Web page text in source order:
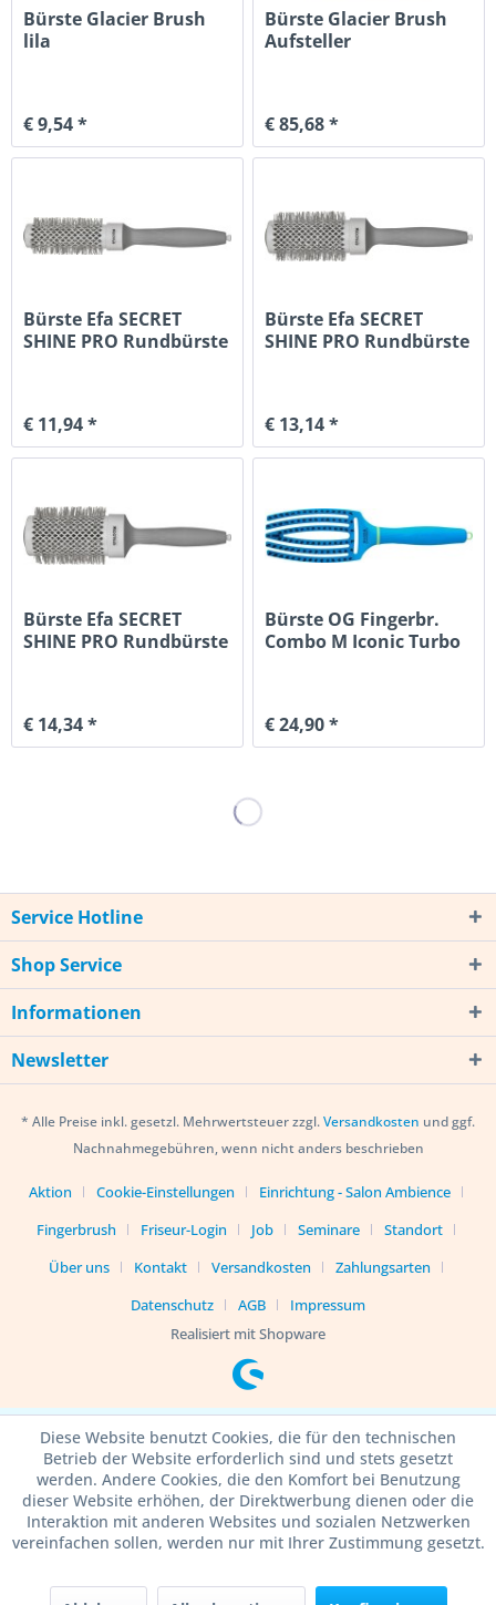
Bürste Glacier Brush
lila
€ 9,54 *
Bürste Glacier Brush
Aufsteller
€ 85,68 *
Bürste Efa SECRET
SHINE PRO Rundbürste
€ 11,94 *
Bürste Efa SECRET
SHINE PRO Rundbürste
€ 13,14 *
Bürste Efa SECRET
SHINE PRO Rundbürste
€ 14,34 *
Bürste OG Fingerbr.
Combo M Iconic Turbo
€ 24,90 *
Service Hotline
Shop Service
Informationen
Newsletter
* Alle Preise inkl. gesetzl. Mehrwertsteuer zzgl.Versandkosten und ggf.
Nachnahmegebühren, wenn nicht anders beschrieben
Aktion Cookie-Einstellungen
Einrichtung - Salon Ambience
Fingerbrush
Friseur-Login Job Seminare
Standort
Über uns
Kontakt Versandkosten
Zahlungsarten
Datenschutz
AGB
Impressum
Realisiert mit Shopware
Diese Website benutzt Cookies, die für den technischen
Betrieb der Website erforderlich sind und stets gesetzt
werden. Andere Cookies, die den Komfort bei Benutzung
dieser Website erhöhen, der Direktwerbung dienen oder die
Interaktion mit anderen Websites und sozialen Netzwerken
vereinfachen sollen, werden nur mit Ihrer Zustimmung gesetzt.